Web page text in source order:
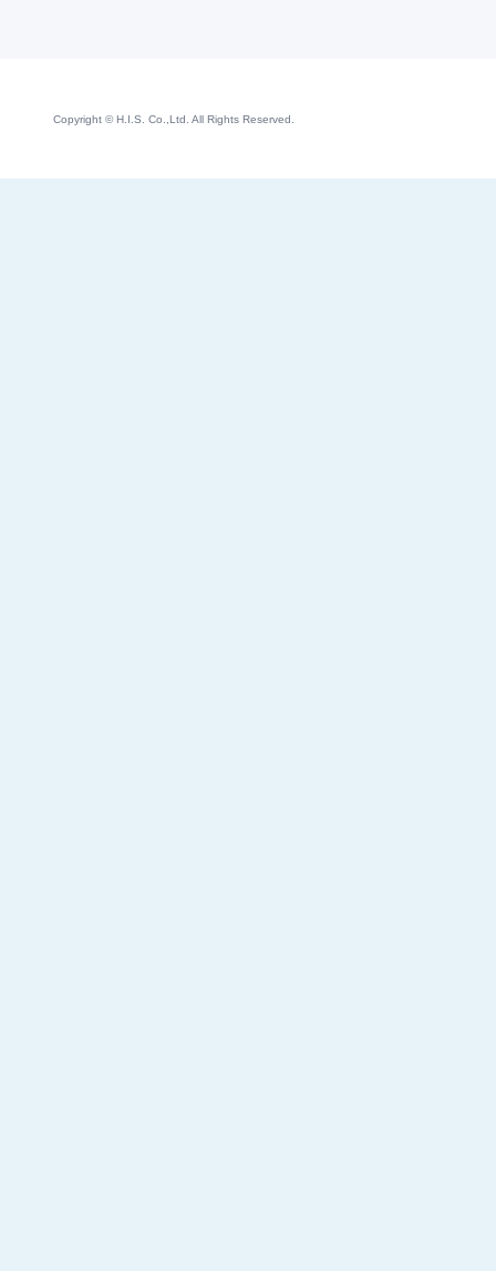
Copyright © H.I.S. Co.,Ltd. All Rights Reserved.